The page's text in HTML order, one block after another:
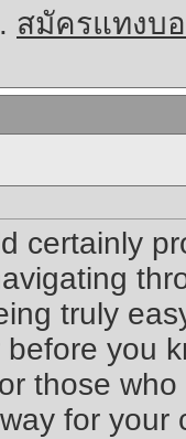
สมัครแทงบ
certainly
truly
you
those
for your